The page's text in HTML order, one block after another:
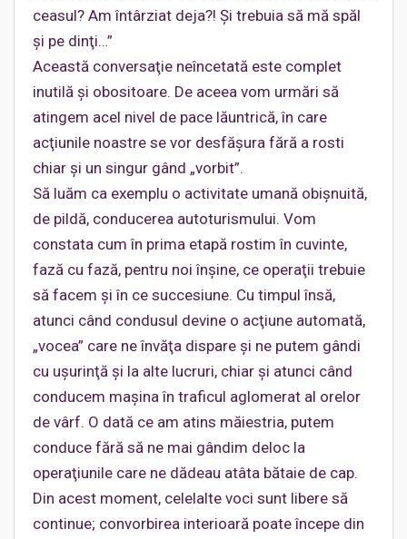
ceasul? Am întârziat deja?! Şi trebuia să mă spăl
şi pe dinţi…”
Această conversaţie neîncetată este complet
inutilă şi obositoare. De aceea vom urmări să
atingem acel nivel de pace lăuntrică, în care
acţiunile noastre se vor desfăşura fără a rosti
chiar şi un singur gând „vorbit”.
Să luăm ca exemplu o activitate umană obişnuită,
de pildă, conducerea autoturismului. Vom
constata cum în prima etapă rostim în cuvinte,
fază cu fază, pentru noi înşine, ce operaţii trebuie
să facem şi în ce succesiune. Cu timpul însă,
atunci când condusul devine o acţiune automată,
„vocea” care ne învăţa dispare şi ne putem gândi
cu uşurinţă şi la alte lucruri, chiar şi atunci când
conducem maşina în traficul aglomerat al orelor
de vârf. O dată ce am atins măiestria, putem
conduce fără să ne mai gândim deloc la
operaţiunile care ne dădeau atâta bătaie de cap.
Din acest moment, celelalte voci sunt libere să
continue; convorbirea interioară poate începe din